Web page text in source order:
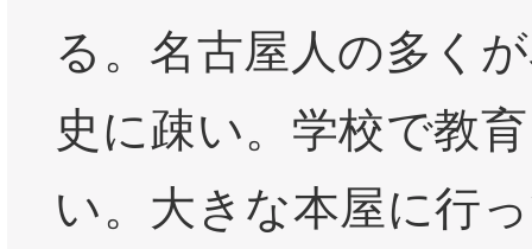
る。名古屋人の多く
史に疎い。学校で教
い。大きな本屋に行